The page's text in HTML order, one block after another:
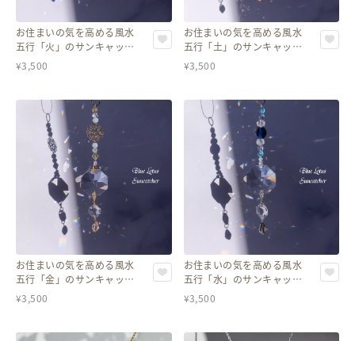
お住まいの気を高める風水
五行「火」のサンキャッチ
ャー＊次女の運気UPにも◎
¥3,500
お住まいの気を高める風水
五行「土」のサンキャッチ
ャー＊母親＆お嫁さんの運
気UPにも◎
¥3,500
お住まいの気を高める風水
五行「金」のサンキャッチ
ャー＊父親の運気UPにも◎
¥3,500
お住まいの気を高める風水
五行「水」のサンキャッチ
ャー＊次男の運気UPにも◎
¥3,500